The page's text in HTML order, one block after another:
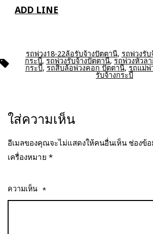
ADD LINE
ป้าย
กำกับ
รถพ่วง18-22ล้อรับจ้างปัตตานี, รถพ่วงรั
กระบี่,รถพ่วงรับจ้างปัตตานี,รถพ่วงหัวล
กระบี่,รถสิบล้อพ่วงคอก ปัตตานี,รถแม่พ่
รับจ้างกระบี่
ใส่ความเห็น
อีเมลของคุณจะไม่แสดงให้คนอื่นเห็น ช่องข้
เครื่องหมาย *
ความเห็น *